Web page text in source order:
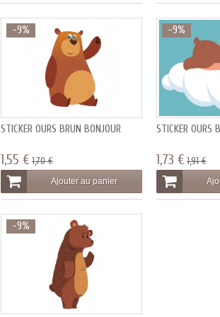
STICKER OURS BRUN BONJOUR
-9%
1,55 €1,70 €
Ajouter au panier
STICKER OURS
-9%
1,73 €1,91 €
-9%